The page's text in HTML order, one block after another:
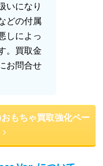
いになり
どの付属
しによっ
。買取金
お問合せ
もちゃ買取強化ペー